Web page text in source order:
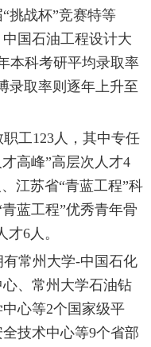
挑战杯”竞赛特等
国石油工程设计大
本科考研平均录取率
录取率则逐年上升至
工123人，其中专任
高峰”高层次人才4
江苏省“青蓝工程”科
蓝工程”优秀青年骨
6人。
常州大学-中国石化
、常州大学石油钻
心等2个国家级平
技术中心等9个省部